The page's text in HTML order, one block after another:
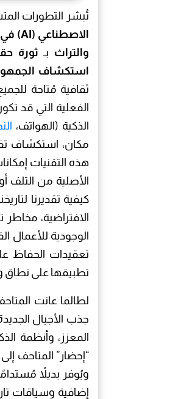
تُبشر التطورات
والتراث بـ ثورة
استكشاف الجمهور
الفعلية التي قد
الذكية (الهواتف،
مكان، استكشاف
هذه التقنيات
الأصلية من التلف
كيفية تقديرنا
الافتراضية، مخاطر
الوجودية للأعمال
تعقيدات الحفاظ
تطبيقها على نطاق
لطالما عانت
جذب الأجيال
المعزز، وأنظمة
“إحضار” المتاحف
ويُوفر بديلاً
إضافية وسياقات